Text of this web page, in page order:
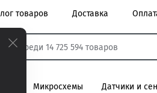
товаров Доставка
Микросхемы Датчики и